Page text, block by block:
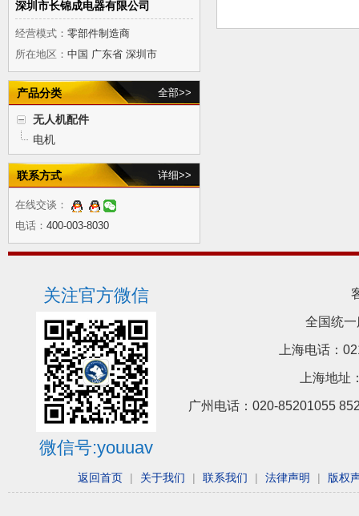
深圳市长锦成电器有限公司
经营模式： 零部件制造商
所在地区： 中国 广东省 深圳市
产品分类 全部>>
无人机配件
电机
联系方式 详细>>
在线交谈：
电话： 400-003-8030
全国统
上海电话：
上海地
广州电话：020-85201055
关注官方微信
微信号:youuav
返回首页 | 关于我们 | 联系我们 | 法律声明 | 版权